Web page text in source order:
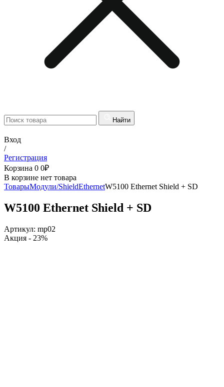
Найти
Вход
/
Регистрация
Корзина 0 0₽
В корзине нет товара
ТоварыМодули/ShieldEthernetW5100 Ethernet Shield + SD
W5100 Ethernet Shield + SD
Артикул: mp02
Акция - 23%